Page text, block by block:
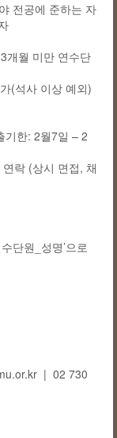
전공에 준하는 자
개월 미만 연수단
(석사 이상 예외)
기한: 2월7일 – 2
락 (상시 면접, 채
단원_성명’으로
| 02 730